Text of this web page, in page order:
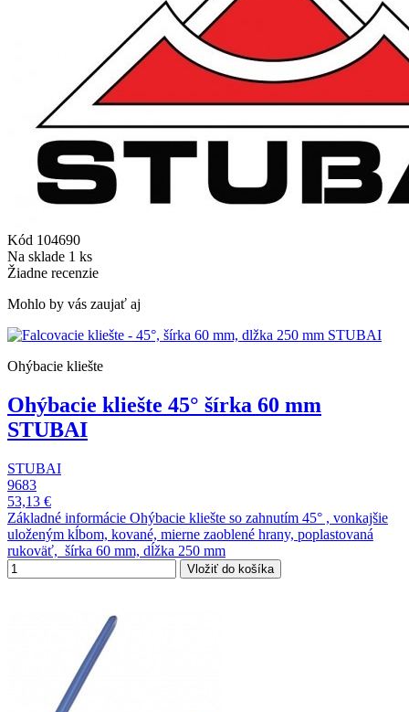
Kód 104690
Na sklade 1 ks
Žiadne recenzie
Mohlo by vás zaujať aj
Ohýbacie kliešte
Ohýbacie kliešte 45° šírka 60 mm
STUBAI
STUBAI
9683
53,13 €
Základné informácie Ohýbacie kliešte so zahnutím 45° , vonkajšie
uloženým kĺbom, kované, mierne zaoblené hrany, poplastovaná
rukoväť, šírka 60 mm, dĺžka 250 mm
Vložiť do košíka